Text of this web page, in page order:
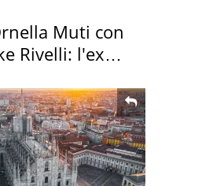
Muti con
Rivelli: l'ex